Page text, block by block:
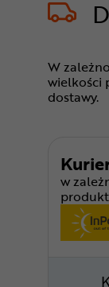
W
wielkości
dostawy.
w